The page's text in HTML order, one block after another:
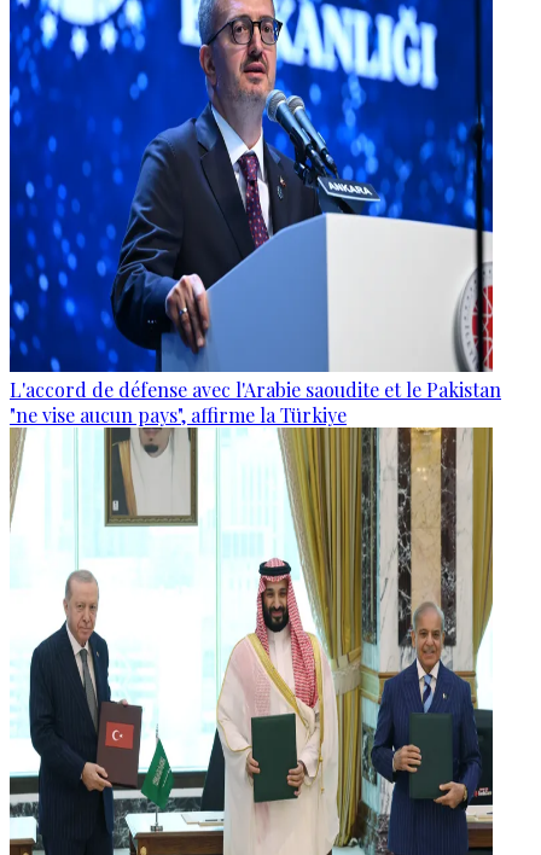
L'accord de défense avec l'Arabie saoudite et le Pakistan
"ne vise aucun pays", affirme la Türkiye